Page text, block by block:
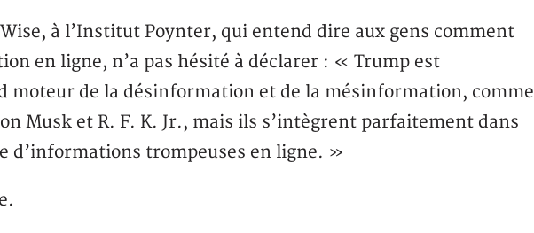
à l’Institut Poynter, qui entend dire aux gens comment
en ligne, n’a pas hésité à déclarer : « Trump est
moteur de la désinformation et de la mésinformation, comme
Musk et R. F. K. Jr., mais ils s’intègrent parfaitement dans
d’informations trompeuses en ligne. »